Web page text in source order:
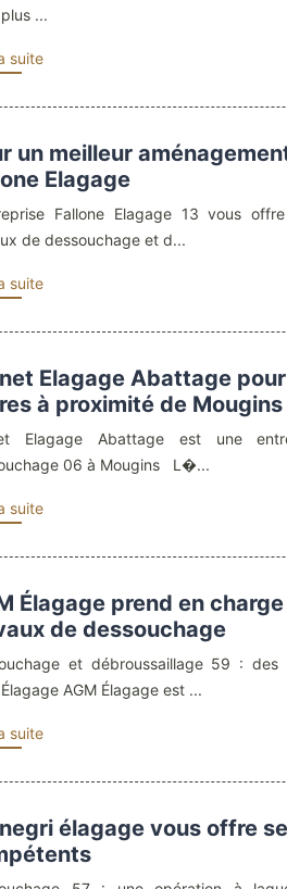
...
suite
un meilleur
Elagage
Fallone Elagage 13 vous
de dessouchage et d...
suite
Elagage Abattage
à proximité de Mougins
Elagage Abattage est une
06 à Mougins L�...
suite
Élagage prend en
de dessouchage
et débroussaillage 59 : des
AGM Élagage est ...
suite
élagage vous offre